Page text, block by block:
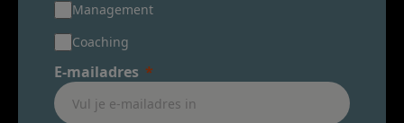
Management
Coaching
E-mailadres